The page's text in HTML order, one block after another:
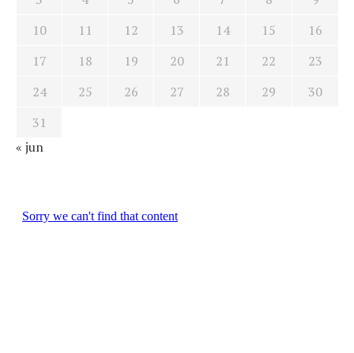
10
11 12 13 14 15
16
17
18 19 20 21 22
23
24
25 26 27 28 29
30
31
« jun